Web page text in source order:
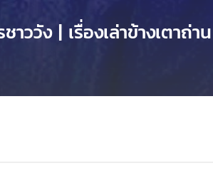
วัง | เรื่องเล่าข้างเตาถ่าน